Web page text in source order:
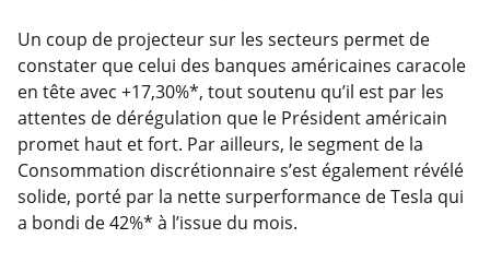
Un coup de projecteur sur les secteurs permet de
constater que celui des banques américaines caracole
en tête avec +17,30%*, tout soutenu qu’il est par les
attentes de dérégulation que le Président américain
promet haut et fort. Par ailleurs, le segment de la
Consommation discrétionnaire s’est également révélé
solide, porté par la nette surperformance de Tesla qui
a bondi de 42%* à l’issue du mois.